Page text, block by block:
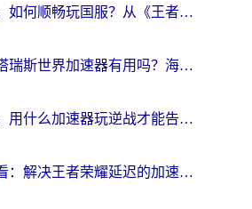
人在海外，如何顺畅玩国服？从《王者荣耀》到《云图计划》的加速器终极指南
在国外玩塔瑞斯世界加速器有用吗？海外玩家亲测后的真实答案
身在海外，用什么加速器玩逆战才能告别延迟？
海外党必看：解决王者荣耀延迟的加速器终极指南——从EVE到猫和老鼠，一个工具全搞定